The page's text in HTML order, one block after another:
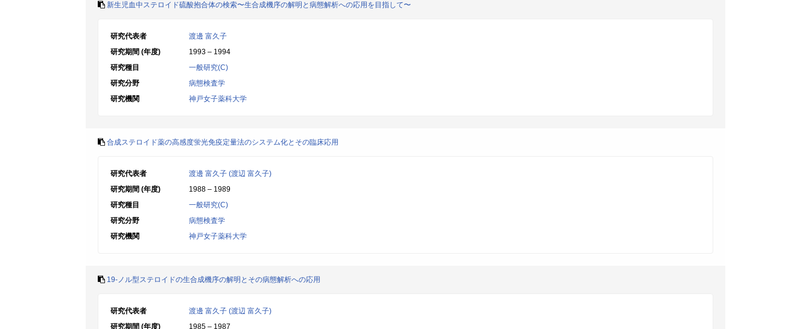
新生児血中ステロイド硫酸抱合体の検索〜生合成機序の解明と病態解析への応用を目指して〜
研究代表者
渡邊 富久子
研究期間 (年度)
1993 – 1994
研究種目
一般研究(C)
研究分野
病態検査学
研究機関
神戸女子薬科大学
合成ステロイド薬の高感度蛍光免疫定量法のシステム化とその臨床応用
研究代表者
渡邊 富久子 (渡辺 富久子)
研究期間 (年度)
1988 – 1989
研究種目
一般研究(C)
研究分野
病態検査学
研究機関
神戸女子薬科大学
19-ノル型ステロイドの生合成機序の解明とその病態解析への応用
研究代表者
渡邊 富久子 (渡辺 富久子)
研究期間 (年度)
1985 – 1987